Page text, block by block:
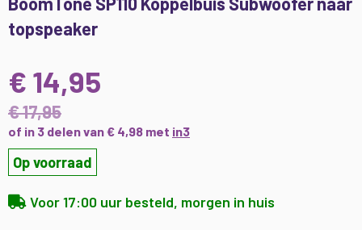
topspeaker
€ 14,95
€ 17,95
of in 3 delen van € 4,98 met in3
Op voorraad
Voor 17:00 uur besteld, morgen in huis
naar
het
begin
de
afbeeldingen-
gallerij